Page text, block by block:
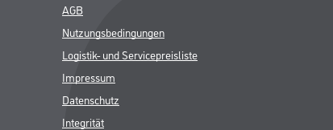
AGB
Nutzungsbedingungen
Logistik- und Servicepreisliste
Impressum
Datenschutz
Integrität